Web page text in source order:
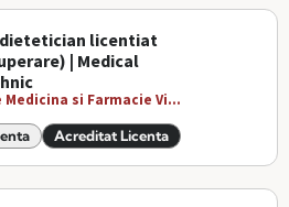
licentiat
| Medical
si Farmacie Vi...
Acreditat Licenta